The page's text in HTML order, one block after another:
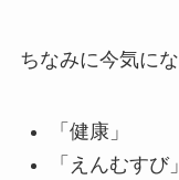
ちなみに今気に
「健康」
「えんむすび」